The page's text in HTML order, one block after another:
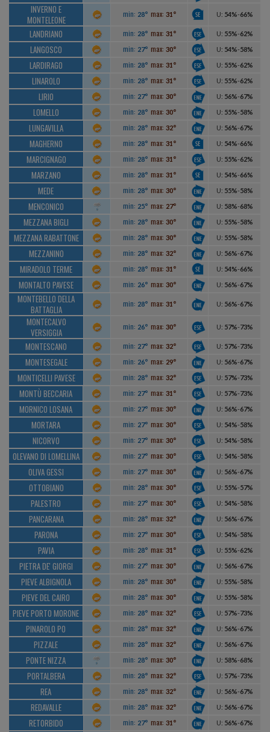
INVERNO E
MONTELEONE
min: 28° max: 31° U: 54%-66%
LANDRIANO min: 28° max: 31° U: 55%-62%
LANGOSCO min: 27° max: 30° U: 54%-58%
LARDIRAGO min: 28° max: 31° U: 55%-62%
LINAROLO min: 28° max: 31° U: 55%-62%
LIRIO min: 27° max: 30° U: 56%-67%
LOMELLO min: 28° max: 30° U: 55%-58%
LUNGAVILLA min: 28° max: 32° U: 56%-67%
MAGHERNO min: 28° max: 31° U: 54%-66%
MARCIGNAGO min: 28° max: 31° U: 55%-62%
MARZANO min: 28° max: 31° U: 54%-66%
MEDE min: 28° max: 30° U: 55%-58%
MENCONICO min: 25° max: 27° U: 58%-68%
MEZZANA BIGLI min: 28° max: 30° U: 55%-58%
MEZZANA RABATTONE min: 28° max: 30° U: 55%-58%
MEZZANINO min: 28° max: 32° U: 56%-67%
MIRADOLO TERME min: 28° max: 31° U: 54%-66%
MONTALTO PAVESE min: 26° max: 30° U: 56%-67%
MONTEBELLO DELLA
BATTAGLIA
min: 28° max: 31° U: 56%-67%
MONTECALVO
VERSIGGIA
min: 26° max: 30° U: 57%-73%
MONTESCANO min: 27° max: 32° U: 57%-73%
MONTESEGALE min: 26° max: 29° U: 56%-67%
MONTICELLI PAVESE min: 28° max: 32° U: 57%-73%
MONTÙ BECCARIA min: 27° max: 31° U: 57%-73%
MORNICO LOSANA min: 27° max: 30° U: 56%-67%
MORTARA min: 27° max: 30° U: 54%-58%
NICORVO min: 27° max: 30° U: 54%-58%
OLEVANO DI LOMELLINA min: 27° max: 30° U: 54%-58%
OLIVA GESSI min: 27° max: 30° U: 56%-67%
OTTOBIANO min: 28° max: 30° U: 55%-57%
PALESTRO min: 27° max: 30° U: 54%-58%
PANCARANA min: 28° max: 32° U: 56%-67%
PARONA min: 27° max: 30° U: 54%-58%
PAVIA min: 28° max: 31° U: 55%-62%
PIETRA DE' GIORGI min: 27° max: 30° U: 56%-67%
PIEVE ALBIGNOLA min: 28° max: 30° U: 55%-58%
PIEVE DEL CAIRO min: 28° max: 30° U: 55%-58%
PIEVE PORTO MORONE min: 28° max: 32° U: 57%-73%
PINAROLO PO min: 28° max: 32° U: 56%-67%
PIZZALE min: 28° max: 32° U: 56%-67%
PONTE NIZZA min: 28° max: 30° U: 58%-68%
PORTALBERA min: 28° max: 32° U: 57%-73%
REA min: 28° max: 32° U: 56%-67%
REDAVALLE min: 28° max: 32° U: 56%-67%
RETORBIDO min: 27° max: 31° U: 56%-67%